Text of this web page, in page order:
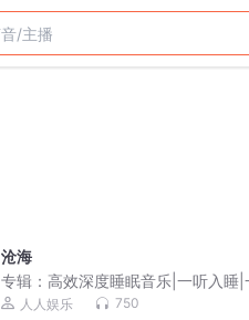
沧海
专辑： 高效深度睡眠音乐|一听入睡|
就困|快速入睡
人人娱乐 750